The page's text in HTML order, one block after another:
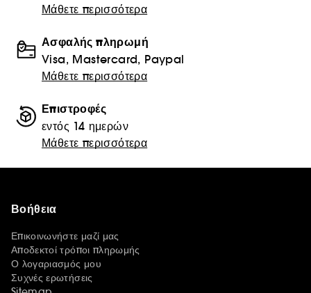
Μάθετε περισσότερα
Ασφαλής πληρωμή
Visa, Mastercard, Paypal
Μάθετε περισσότερα
Επιστροφές
εντός 14 ημερών
Μάθετε περισσότερα
Βοήθεια
Επικοινωνήστε μαζί μας
Αποδεκτοί τρόποι πληρωμής
Ο λογαριασμός μου
Συχνές ερωτήσεις